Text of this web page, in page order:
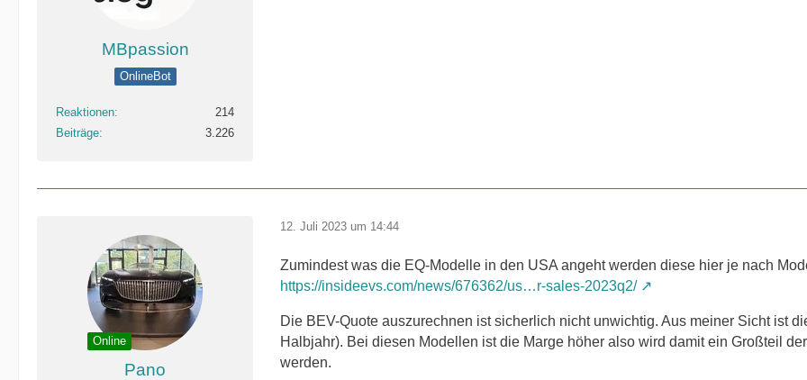
MBpassion
OnlineBot
Reaktionen
214
Beiträge
3.226
Online
Pano
12. Juli 2023 um 14:44
Zumindest was die EQ-Modelle in den USA angeht werden diese hier je nach
https://insideevs.com/news/676362/us…r-sales-2023q2/
Die BEV-Quote auszurechnen ist sicherlich nicht unwichtig. Aus meiner Sicht ist
Halbjahr). Bei diesen Modellen ist die Marge höher also wird damit ein Großteil
werden.